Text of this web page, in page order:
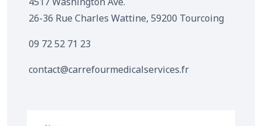
26-36 Rue Charles Wattine, 59200 Tourcoing
09 72 52 71 23
contact@carrefourmedicalservices.fr